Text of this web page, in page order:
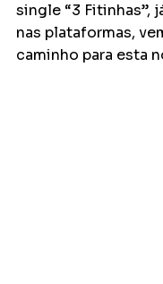
single “3 Fitinhas”,
nas plataformas,
caminho para esta